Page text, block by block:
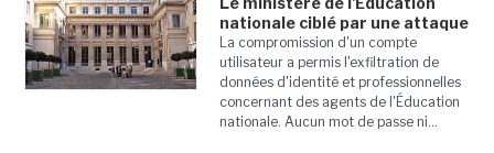
nationale ciblé par une attaque
La compromission d'un compte
utilisateur a permis l'exfiltration de
données d'identité et professionnelles
concernant des agents de l'Éducation
nationale. Aucun mot de passe ni...